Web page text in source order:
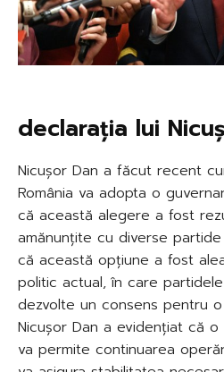
declarația lui
Nicușor Dan a făcut recent
România va adopta o
că această alegere a fost
amănunțite cu diverse
că această opțiune a fost
politic actual, în care
dezvolte un consens pentru
Nicușor Dan a evidențiat că
va permite continuarea